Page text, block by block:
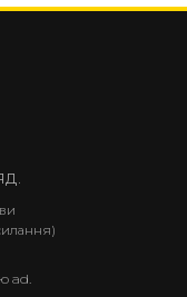
ad.